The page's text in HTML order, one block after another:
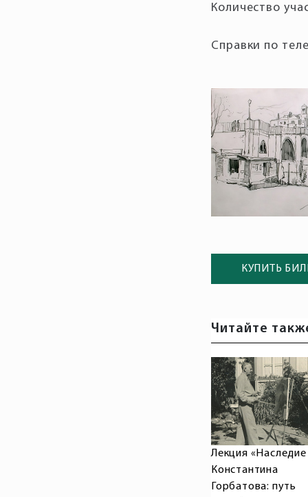
Справки по
КУПИТЬ
Читайте
Лекция «Наследие
Константина
Горбатова: путь